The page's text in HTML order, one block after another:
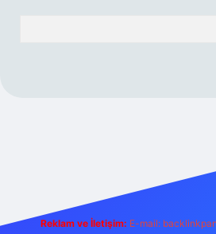
Reklam ve İletişim: E-mail: